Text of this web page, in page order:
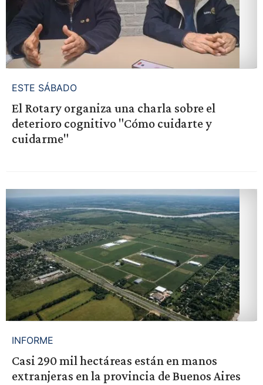
ESTE SÁBADO
El Rotary organiza una charla sobre el
deterioro cognitivo "Cómo cuidarte y
cuidarme"
INFORME
Casi 290 mil hectáreas están en manos
extranjeras en la provincia de Buenos Aires